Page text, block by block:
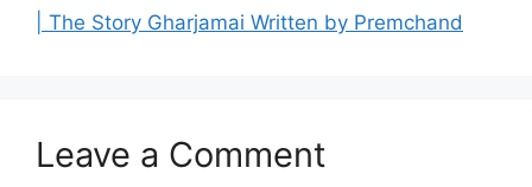
| The Story Gharjamai Written by Premchand
Leave a Comment